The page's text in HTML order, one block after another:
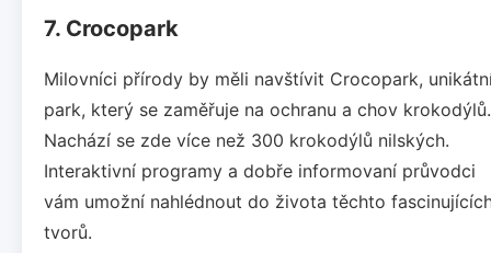
7. Crocopark
Milovníci přírody by měli navštívit Crocopark,
park, který se zaměřuje na ochranu a chov krokodýlů.
Nachází se zde více než 300 krokodýlů nilských.
Interaktivní programy a dobře informovaní průvodci
vám umožní nahlédnout do života těchto
tvorů.